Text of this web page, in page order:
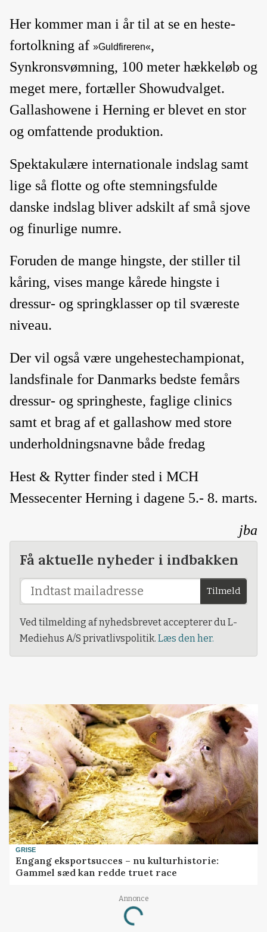
Her kommer man i år til at se en heste-
fortolkning af »Guldfireren«,
Synkronsvømning, 100 meter hækkeløb og
meget mere, fortæller Showudvalget.
Gallashowene i Herning er blevet en stor
og omfattende produktion.
Spektakulære internationale indslag samt
lige så flotte og ofte stemningsfulde
danske indslag bliver adskilt af små sjove
og finurlige numre.
Foruden de mange hingste, der stiller til
kåring, vises mange kårede hingste i
dressur- og springklasser op til sværeste
niveau.
Der vil også være ungehestechampionat,
landsfinale for Danmarks bedste femårs
dressur- og springheste, faglige clinics
samt et brag af et gallashow med store
underholdningsnavne både fredag
Hest & Rytter finder sted i MCH
Messecenter Herning i dagene 5.- 8. marts.
jba
Få aktuelle nyheder i indbakken
Tilmeld
Ved tilmelding af nyhedsbrevet accepterer du L-
Mediehus A/S privatlivspolitik. Læs den her.
GRISE
Engang eksportsucces – nu kulturhistorie:
Gammel sæd kan redde truet race
Annonce